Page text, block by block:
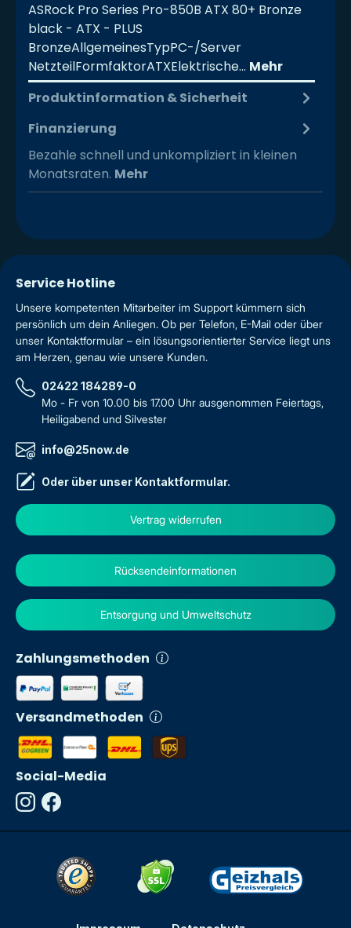
ASRock Pro Series Pro-850B ATX 80+ Bronze
black - ATX - PLUS
BronzeAllgemeinesTypPC-/Server
NetzteilFormfaktorATXElektrische… Mehr
Produktinformation & Sicherheit
Finanzierung
Bezahle schnell und unkompliziert in kleinen
Monatsraten. Mehr
Service Hotline
Unsere kompetenten Mitarbeiter im Support kümmern sich
persönlich um dein Anliegen. Ob per Telefon, E-Mail oder über
unser Kontaktformular – ein lösungsorientierter Service liegt uns
am Herzen, genau wie unsere Kunden.
02422 184289-0
Mo - Fr von 10.00 bis 17.00 Uhr ausgenommen Feiertags,
Heiligabend und Silvester
info@25now.de
Oder über unser Kontaktformular.
Vertrag widerrufen
Zahlungsmethoden
Versandmethoden
Rücksendeinformationen
Entsorgung und Umweltschutz
Social-Media